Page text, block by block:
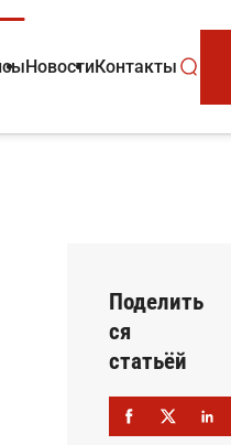
НовостиКонтакты
Поделить
ся
статьёй